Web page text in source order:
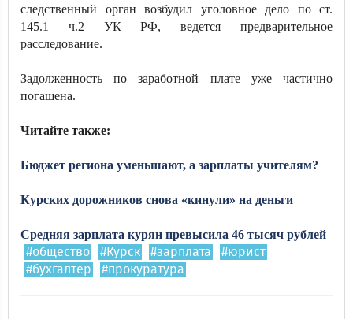
следственный орган возбудил уголовное дело по ст.
145.1 ч.2 УК РФ, ведется предварительное
расследование.
Задолженность по заработной плате уже частично
погашена.
Читайте также:
Бюджет региона уменьшают, а зарплаты учителям?
Курских дорожников снова «кинули» на деньги
Средняя зарплата курян превысила 46 тысяч рублей
#общество #Курск #зарплата
#юрист
#бухгалтер
#прокуратура